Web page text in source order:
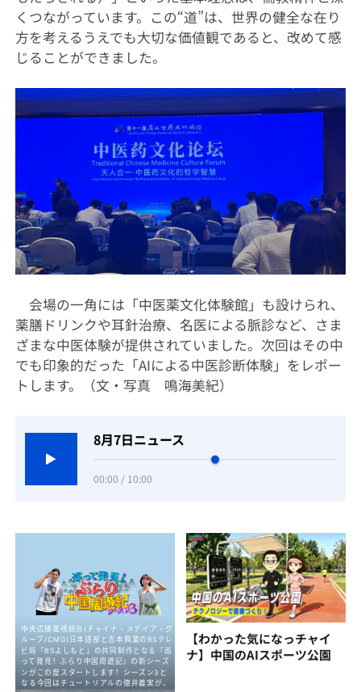
くつながっています。この“道”は、世界の健全な在り
方を考えるうえでも大切な価値観であると、改めて感
じることができました。
会場の一角には「中医薬文化体験館」も設けられ、
薬膳ドリンクや耳針治療、名医による脈診など、さま
ざまな中医体験が提供されていました。次回はその中
でも印象的だった「AIによる中医診断体験」をレポー
トします。（文・写真 鳴海美紀）
8月7日ニュース
00:00 / 10:00
【わかった気になっチャイ
ナ】中国のAIスポーツ公園